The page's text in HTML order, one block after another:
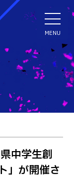
中学生創
」が開催さ
MENU
ENGLISH